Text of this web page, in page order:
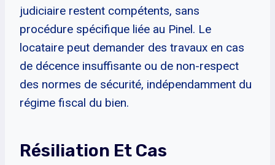
judiciaire restent compétents, sans
procédure spécifique liée au Pinel. Le
locataire peut demander des travaux en cas
de décence insuffisante ou de non-respect
des normes de sécurité, indépendamment du
régime fiscal du bien.
Résiliation Et Cas